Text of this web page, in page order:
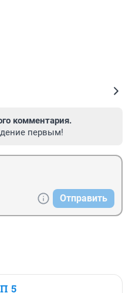
комментария.
первым!
Отправить
5